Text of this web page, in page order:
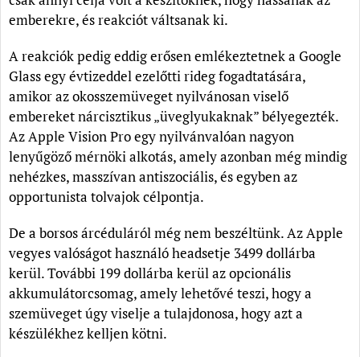
emberekre, és reakciót váltsanak ki.
A reakciók pedig eddig erősen emlékeztetnek a Google
Glass egy évtizeddel ezelőtti rideg fogadtatására,
amikor az okosszemüveget nyilvánosan viselő
embereket nárcisztikus „üveglyukaknak” bélyegezték.
Az Apple Vision Pro egy nyilvánvalóan nagyon
lenyűgöző mérnöki alkotás, amely azonban még mindig
nehézkes, masszívan antiszociális, és egyben az
opportunista tolvajok célpontja.
De a borsos árcéduláról még nem beszéltünk. Az Apple
vegyes valóságot használó headsetje 3499 dollárba
kerül. További 199 dollárba kerül az opcionális
akkumulátorcsomag, amely lehetővé teszi, hogy a
szemüveget úgy viselje a tulajdonosa, hogy azt a
készülékhez kelljen kötni.